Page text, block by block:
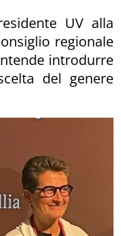
UV alla
regionale
introdurre
del genere